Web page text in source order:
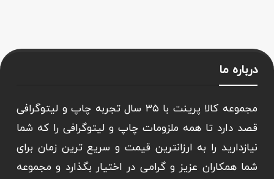
درباره ما
مجموعه کالا پرینت با ۳۵ سال تجربه چاپ و لیتوگرافی
قصد دارد تا همه ملزومات چاپ و لیتوگرافی را که شما
نیازدارید را به ارزانترین قیمت و سریع ترین زمان برای
شما همکاران عزیز و گرامی در اختیار بگذارد و مجموعه